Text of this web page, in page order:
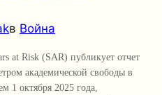
в Война
at Risk (SAR) публикует отчет
академической свободы в
1 октября 2025 года,